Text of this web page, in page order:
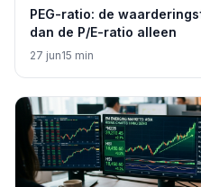
PEG-ratio: de
dan de P/E-ratio alleen
27 jun15 min